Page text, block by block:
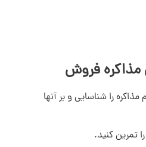
مذاکره فروش
را شناسایی و بر آنها
تمرین کنید.